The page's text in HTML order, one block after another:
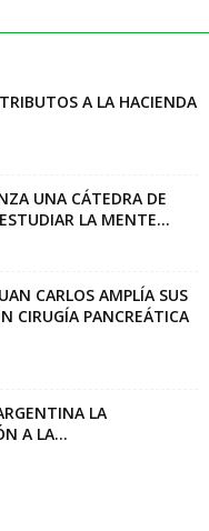
A LA HACIENDA
UNA CÁTEDRA DE
LA MENTE...
CARLOS AMPLÍA SUS
CIRUGÍA PANCREÁTICA
LA
A LA...